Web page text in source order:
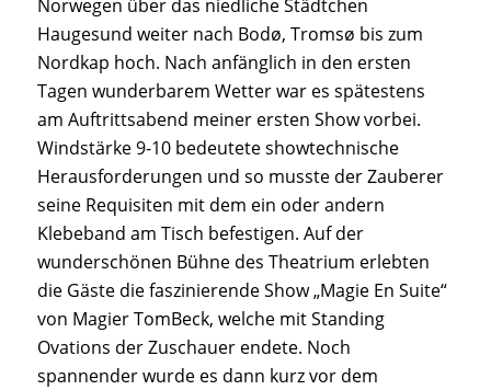
Norwegen über das niedliche Städtchen
Haugesund weiter nach Bodø, Tromsø bis zum
Nordkap hoch. Nach anfänglich in den ersten
Tagen wunderbarem Wetter war es spätestens
am Auftrittsabend meiner ersten Show vorbei.
Windstärke 9-10 bedeutete showtechnische
Herausforderungen und so musste der Zauberer
seine Requisiten mit dem ein oder andern
Klebeband am Tisch befestigen. Auf der
wunderschönen Bühne des Theatrium erlebten
die Gäste die faszinierende Show „Magie En Suite“
von Magier TomBeck, welche mit Standing
Ovations der Zuschauer endete. Noch
spannender wurde es dann kurz vor dem